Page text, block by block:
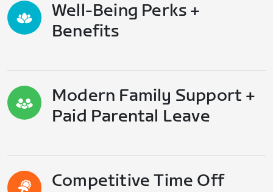
Well-Being Perks +
Benefits
Modern Family Support +
Paid Parental Leave
Competitive Time Off